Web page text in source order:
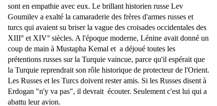
sont en empathie avec eux. Le brillant historien russe Lev
Goumilev a exalté la camaraderie des frères d'armes russes et
turcs qui avaient su briser la vague des croisades occidentales des
XIII° et XIV° siècles. A l'époque moderne, Lénine avait donné un
coup de main à Mustapha Kemal et a déjoué toutes les
prétentions russes sur la Turquie vaincue, parce qu'il espérait que
la Turquie reprendrait son rôle historique de protecteur de l'Orient.
Les Russes et les Turcs doivent rester amis. Si les Russes disent à
Erdogan "n'y va pas", il devrait écouter. Seulement c'est lui qui a
abattu leur avion.